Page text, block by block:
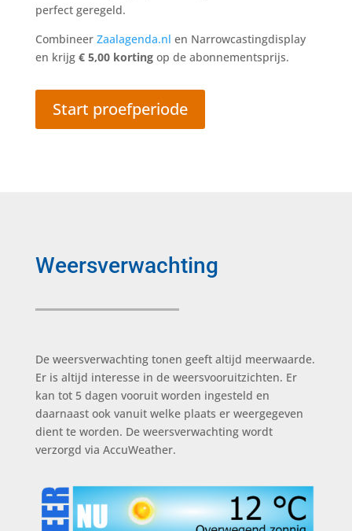
perfect geregeld.
Combineer Zaalagenda.nl en Narrowcastingdisplay
en krijg € 5,00 kortingop de abonnementsprijs.
Start proefperiode
Weersverwachting
De weersverwachting tonen geeft altijd meerwaarde.
Er is altijd interesse in de weersvooruitzichten. Er
kan tot 5 dagen vooruit worden ingesteld en
daarnaast ook vanuit welke plaats er weergegeven
dient te worden. De weersverwachting wordt
verzorgd via AccuWeather.